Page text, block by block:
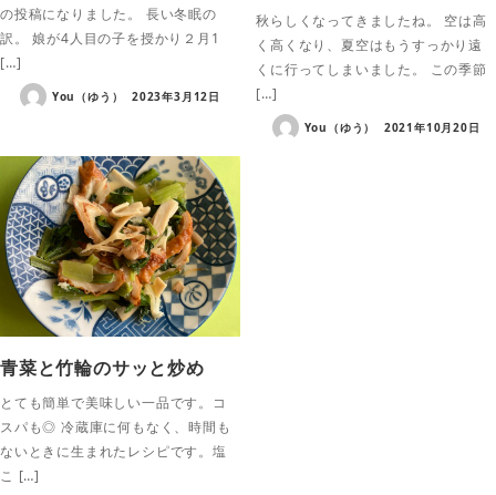
の投稿になりました。 長い冬眠の
訳。 娘が4人目の子を授かり２月1
[…]
You（ゆう） 2023年3月12日
秋らしくなってきましたね。 空は高
く高くなり、夏空はもうすっかり遠
くに行ってしまいました。 この季節
[…]
You（ゆう） 2021年10月20日
青菜と竹輪のサッと炒め
とても簡単で美味しい一品です。コ
スパも◎ 冷蔵庫に何もなく、時間も
ないときに生まれたレシピです。塩
こ […]